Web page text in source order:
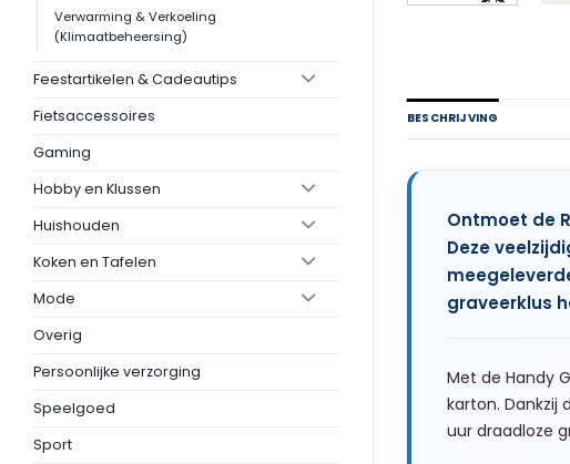
Verwarming & Verkoeling
(Klimaatbeheersing)
Feestartikelen & Cadeautips
Fietsaccessoires
Gaming
Hobby en Klussen
Huishouden
Koken en Tafelen
Mode
Overig
Persoonlijke verzorging
Speelgoed
Sport
BESCHRIJVING
Ontmoet de
Deze
graveerklus
Met de Handy
karton. Dankzij
uur draadloze